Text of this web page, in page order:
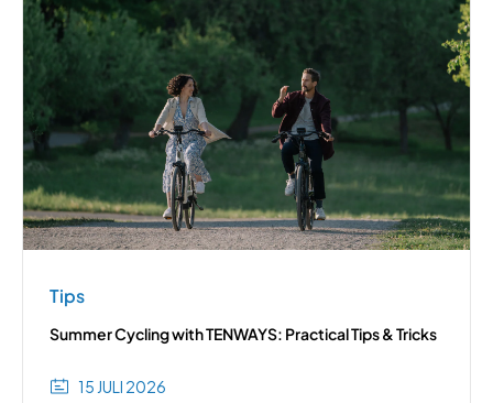
Tips
Summer Cycling with TENWAYS: Practical Tips & Tricks
15 JULI 2026